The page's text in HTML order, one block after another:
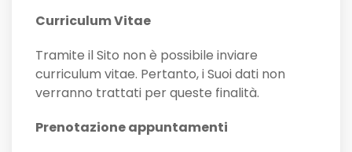
Curriculum Vitae
Tramite il Sito non è possibile inviare
curriculum vitae. Pertanto, i Suoi dati non
verranno trattati per queste finalità.
Prenotazione appuntamenti